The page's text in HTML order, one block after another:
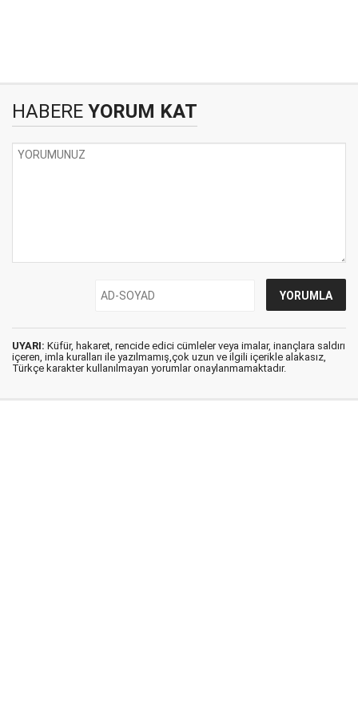
HABERE YORUM KAT
UYARI: Küfür, hakaret, rencide edici cümleler veya imalar, inançlara saldırı
içeren, imla kuralları ile yazılmamış,çok uzun ve ilgili içerikle alakasız,
Türkçe karakter kullanılmayan yorumlar onaylanmamaktadır.